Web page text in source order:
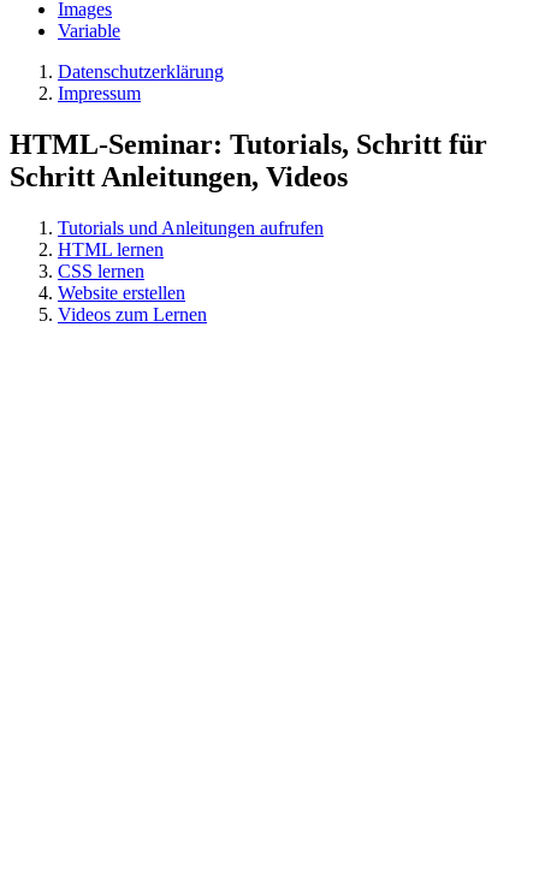
Images
Variable
Datenschutzerklärung
Impressum
HTML-Seminar: Tutorials, Schritt für
Schritt Anleitungen, Videos
Tutorials und Anleitungen aufrufen
HTML lernen
CSS lernen
Website erstellen
Videos zum Lernen